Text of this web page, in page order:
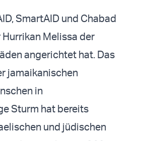
SmartAID und Chabad
Melissa der
angerichtet hat. Das
jamaikanischen
in
Sturm hat bereits
und jüdischen